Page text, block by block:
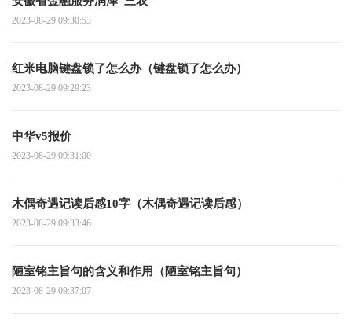
2023-08-29 09:30:53
红米电脑键盘锁了怎么办（键盘锁了怎么办）
2023-08-29 09:29:23
中华v5报价
2023-08-29 09:31:00
木偶奇遇记读后感10字（木偶奇遇记读后感）
2023-08-29 09:33:46
陋室铭主旨句的含义和作用（陋室铭主旨句）
2023-08-29 09:37:07